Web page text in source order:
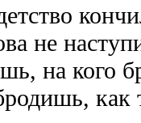
не
на кого
как